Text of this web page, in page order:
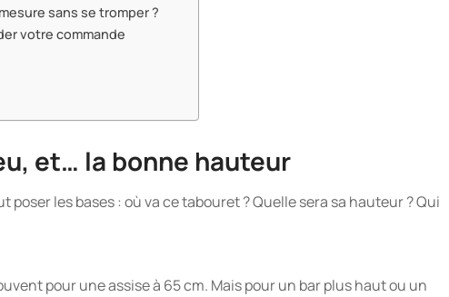
sans se tromper ?
votre commande
et… la bonne hauteur
poser les bases : où va ce tabouret ? Quelle sera sa hauteur ? Qui
pour une assise à 65 cm. Mais pour un bar plus haut ou un